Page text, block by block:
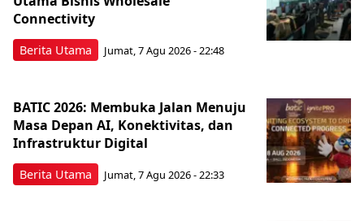
Berita Utama
Connectivity
Jumat, 7 Agu 2026 - 22:48
Berita Utama
BATIC 2026: Membuka Jalan Menuju
Masa Depan AI, Konektivitas, dan
Infrastruktur Digital
Jumat, 7 Agu 2026 - 22:33